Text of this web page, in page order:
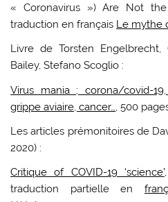
« Coronavirus ») Are Not
traduction en français Le mythe
Livre de Torsten Engelbrecht,
Bailey, Stefano Scoglio :
Virus mania ; corona/covid-
grippe aviaire, cancer…, 500
Les articles prémonitoires de
2020) :
Critique of COVID-19 ‘science’
traduction partielle en